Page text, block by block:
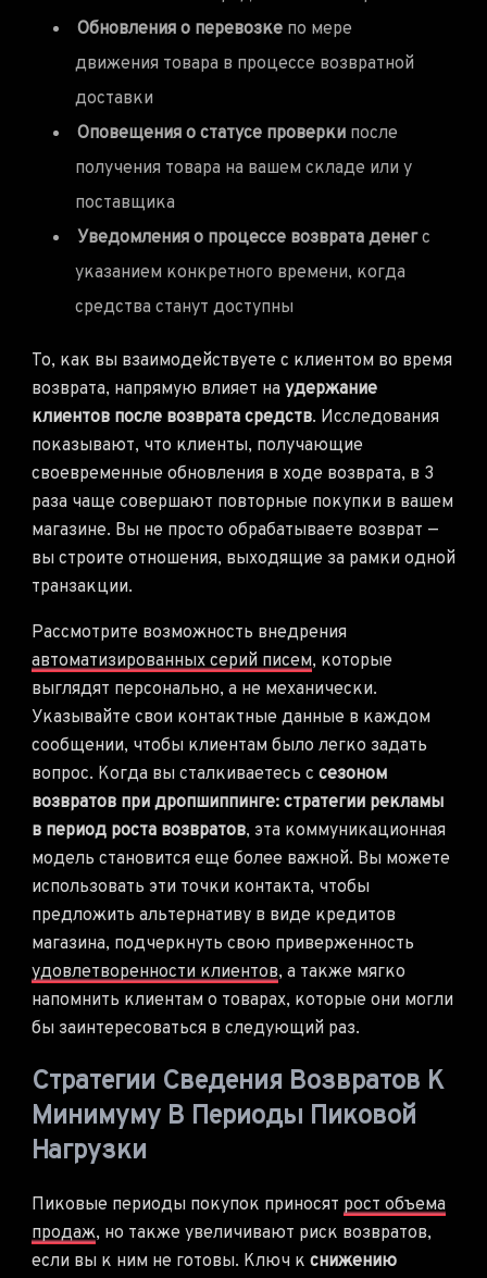
Обновления о перевозке по мере
движения товара в процессе возвратной
доставки
Оповещения о статусе проверки после
получения товара на вашем складе или у
поставщика
Уведомления о процессе возврата денегс
указанием конкретного времени, когда
средства станут доступны
То, как вы взаимодействуете с клиентом во время
возврата, напрямую влияет на удержание
клиентов после возврата средств. Исследования
показывают, что клиенты, получающие
своевременные обновления в ходе возврата, в 3
раза чаще совершают повторные покупки в вашем
магазине. Вы не просто обрабатываете возврат —
вы строите отношения, выходящие за рамки одной
транзакции.
Рассмотрите возможность внедрения
автоматизированных серий писем, которые
выглядят персонально, а не механически.
Указывайте свои контактные данные в каждом
сообщении, чтобы клиентам было легко задать
вопрос. Когда вы сталкиваетесь с сезоном
возвратов при дропшиппинге: стратегии рекламы
в период роста возвратов, эта коммуникационная
модель становится еще более важной. Вы можете
использовать эти точки контакта, чтобы
предложить альтернативу в виде кредитов
магазина, подчеркнуть свою приверженность
удовлетворенности клиентов, а также мягко
напомнить клиентам о товарах, которые они могли
бы заинтересоваться в следующий раз.
Стратегии Сведения Возвратов К
Минимуму В Периоды Пиковой
Нагрузки
Пиковые периоды покупок приносят рост объема
продаж, но также увеличивают риск возвратов,
если вы к ним не готовы. Ключ к снижению